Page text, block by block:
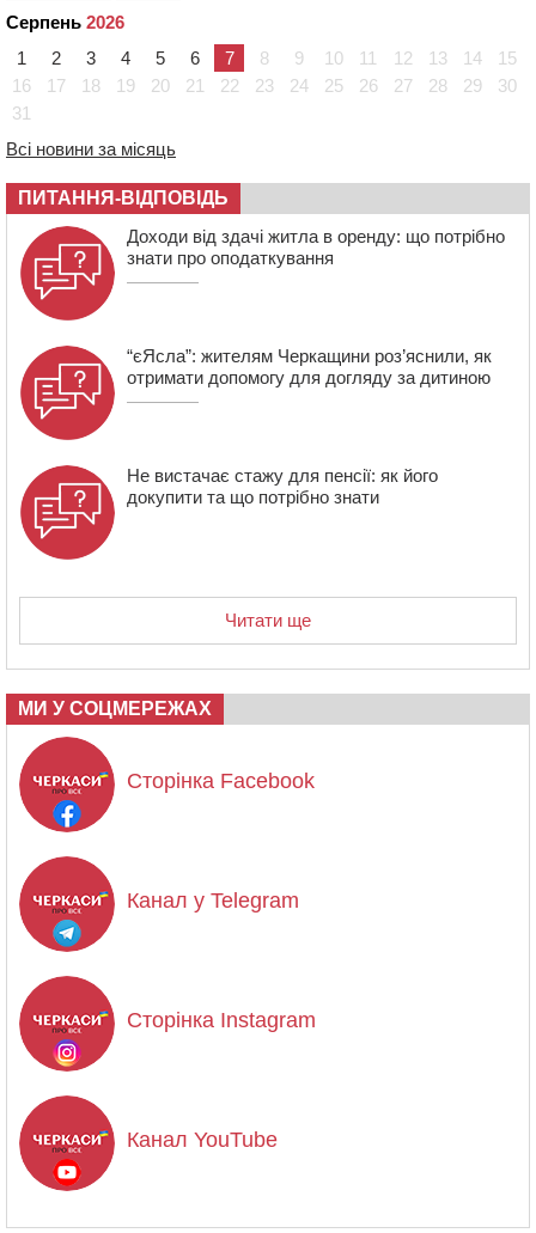
09:08 Встановити гойдалки, карусель і закупити іграшки: у
08:22
“На щиті” у Чорнобаївську громаду повертається
полеглий біля Кліщіївки воїн
сплатили на Черкащині
06 СЕРПНЯ 2026, ЧЕТВЕР
21:13 Вісім медалей, з яких чотири золоті: черкаські
спортсмени тріумфували на чемпіонаті України
Серпень 2026
1
2 3 4 5 6 7 8 9 10 11 12 13 14
15
16
17 18 19 20 21 22 23 24 25 26 27 28 29
30
31
Всі новини за місяць
ПИТАННЯ-ВІДПОВІДЬ
Доходи від здачі житла в оренду: що потрібно
знати про оподаткування
“єЯсла”: жителям Черкащини роз’яснили, як
отримати допомогу для догляду за дитиною
Не вистачає стажу для пенсії: як його
докупити та що потрібно знати
Читати ще
МИ У СОЦМЕРЕЖАХ
Сторінка Facebook
Канал у Telegram
Сторінка Instagram
Канал YouTube